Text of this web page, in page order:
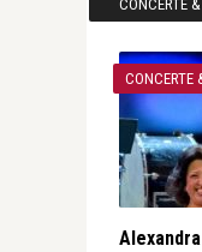
CONCERTE
CONCERTE